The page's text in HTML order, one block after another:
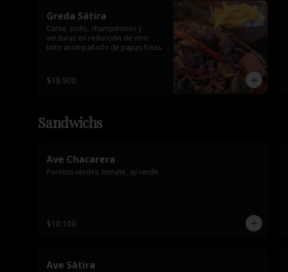
Greda Sátira
Carne, pollo, champiñones y
verduras en reducción de vino
tinto acompañado de papas fritas.
$18.900
Sandwichs
Ave Chacarera
Porotos verdes, tomate, ají verde.
$10.100
Ave Sátira